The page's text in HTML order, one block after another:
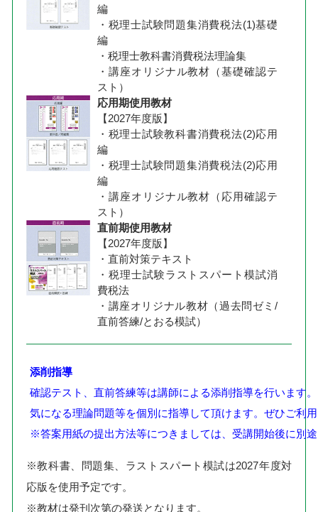
編
・税理士試験問題集消費税法(1)基礎
編
・税理士教科書消費税法理論集
・講座オリジナル教材（基礎確認テ
スト）
応用期使用教材
【2027年度版】
・税理士試験教科書消費税法(2)応用
編
・税理士試験問題集消費税法(2)応用
編
・講座オリジナル教材（応用確認テ
スト）
直前期使用教材
【2027年度版】
・直前対策テキスト
・税理士試験ラストスパート模試消
費税法
・講座オリジナル教材（過去問ゼミ/
直前答練/とおる模試）
添削指導
確認テスト、直前答練等は講師による添削指導を行います。
気になる理論問題等を個別に指導して頂けます。ぜひご利
※答案用紙の提出方法等につきましては、受講開始後に別
※教科書、問題集、ラストスパート模試は2027年度対
応版を使用予定です。
※教材は発刊次第の発送となります。